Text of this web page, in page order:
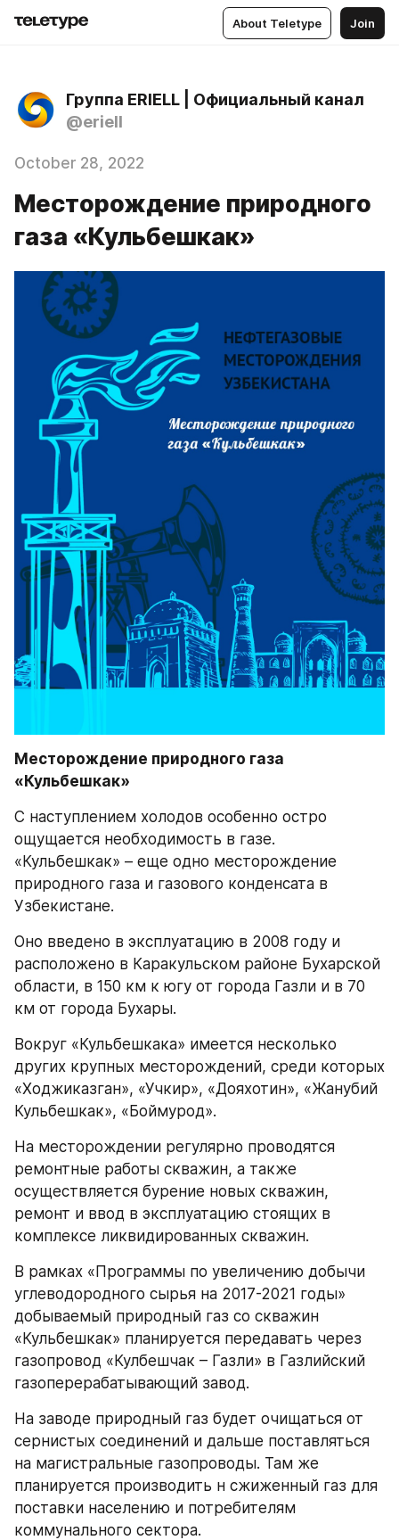
About Teletype Join
Группа ERIELL | Официальный канал
@eriell
October 28, 2022
Месторождение природного
газа «Кульбешкак»
Месторождение природного газа
«Кульбешкак»
С наступлением холодов особенно остро
ощущается необходимость в газе.
«Кульбешкак» – еще одно месторождение
природного газа и газового конденсата в
Узбекистане.
Оно введено в эксплуатацию в 2008 году и
расположено в Каракульском районе Бухарской
области, в 150 км к югу от города Газли и в 70
км от города Бухары.
Вокруг «Кульбешкака» имеется несколько
других крупных месторождений, среди которых
«Ходжиказган», «Учкир», «Дояхотин», «Жанубий
Кульбешкак», «Боймурод».
На месторождении регулярно проводятся
ремонтные работы скважин, а также
осуществляется бурение новых скважин,
ремонт и ввод в эксплуатацию стоящих в
комплексе ликвидированных скважин.
В рамках «Программы по увеличению добычи
углеводородного сырья на 2017-2021 годы»
добываемый природный газ со скважин
«Кульбешкак» планируется передавать через
газопровод «Кулбешчак – Газли» в Газлийский
газоперерабатывающий завод.
На заводе природный газ будет очищаться от
сернистых соединений и дальше поставляться
на магистральные газопроводы. Там же
планируется производить н сжиженный газ для
поставки населению и потребителям
коммунального сектора.